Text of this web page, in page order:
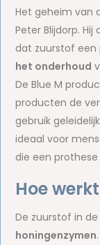
Het geheim van
Peter Blijdorp.
dat zuurstof
het onderhoud
De Blue M
producten de
gebruik
ideaal voor
die een
Hoe
De zuurstof in
honingenzymen